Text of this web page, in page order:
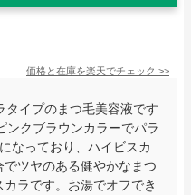
価格と在庫を楽天でチェック >>
タイプのまつ毛美容液です
ンクブラウンカラーでパラ
なっており、ハイビスカ
ツヤのある健やかなまつ
ラです。お湯でオフでき